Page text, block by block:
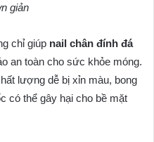
giản
chỉ giúp nail chân đính đá
an toàn cho sức khỏe móng.
lượng dễ bị xỉn màu, bong
có thể gây hại cho bề mặt